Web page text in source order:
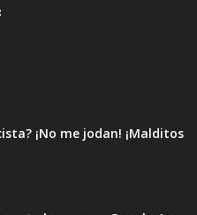
¡No me jodan! ¡Malditos